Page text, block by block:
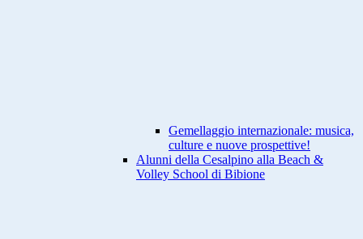
Gemellaggio internazionale: musica,
culture e nuove prospettive!
Alunni della Cesalpino alla Beach &
Volley School di Bibione